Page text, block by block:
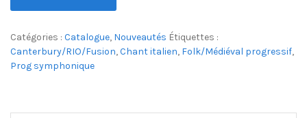
Catégories : Catalogue, Nouveautés Étiquettes :
Canterbury/RIO/Fusion,Chant italien, Folk/Médiéval progressif,
Prog symphonique